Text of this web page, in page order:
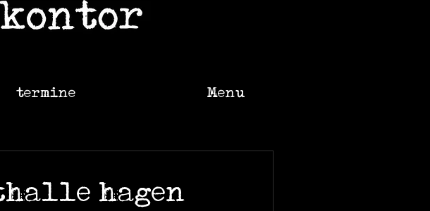
termine Menu
hagen